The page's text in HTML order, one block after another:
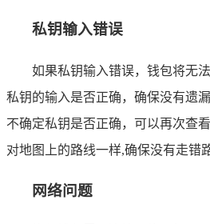
私钥输入错误
如果私钥输入错误，钱包将无
私钥的输入是否正确，确保没有遗
不确定私钥是否正确，可以再次查
对地图上的路线一样,确保没有走错路
网络问题